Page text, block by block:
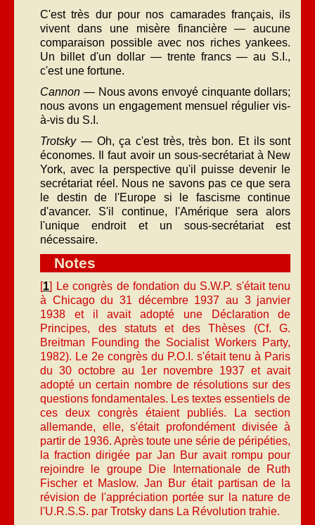
C'est très dur pour nos camarades français, ils
vivent dans une misère financière — aucune
comparaison possible avec nos riches yankees.
Un billet d'un dollar — trente francs — au S.I.,
c'est une fortune.
Cannon — Nous avons envoyé cinquante dollars;
nous avons un engagement mensuel régulier vis-
à-vis du S.I.
Trotsky— Oh, ça c'est très, très bon. Et ils sont
économes. Il faut avoir un sous-secrétariat à New
York, avec la perspective qu'il puisse devenir le
secrétariat réel. Nous ne savons pas ce que sera
le destin de l'Europe si le fascisme continue
d'avancer. S'il continue, l'Amérique sera alors
l'unique endroit et un sous-secrétariat est
nécessaire.
Notes
[1] Le congrès de fondation du S.W.P. s'était tenu
à Chicago du 31 décembre 1937 au 3 janvier
1938 et il avait adopté une Déclaration de
Principes, des statuts et des Thèses (Cf. G.
Breitman Founding the Socialist Workers Party,
1982). Le 2e congrès du P.O.I. s'était tenu à Paris
du 30 octobre au 1er novembre 1937 et avait
adopté un certain nombre de résolutions sur des
questions fondamentales. Les textes essentiels de
ces deux congrès étaient publiés. La section
allemande, elle, s'était profondément divisée à
partir de 1936. Après toute une série de péripéties,
la fraction dirigée par Jan Bur avait rompu pour
rejoindre le groupe Die Internationale de Ruth
Fischer et Maslow. Jan Bur était partisan de la
révision de l'appréciation portée sur la nature de
l'U.R.S.S. par Trotsky dans La Révolution trahie.